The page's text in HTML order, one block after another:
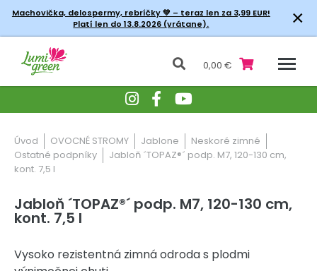
Machovička, delospermy, rebríčky💚 – teraz len za 3,99 EUR!
Platí len do 13.8.2026 (vrátane).
×
0,00 €
Úvod OVOCNÉ STROMY Jablone
Neskoré zimné
Ostatné podpníky
Jabloň ´TOPAZ®´ podp. M7, 120-130 cm,
kont. 7,5 l
Jabloň ´TOPAZ®´ podp. M7, 120-130 cm,
kont. 7,5 l
Vysoko rezistentná zimná odroda s plodmi